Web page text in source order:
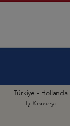
Türkiye - Hollanda
İş Konseyi